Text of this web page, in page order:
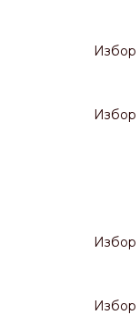
Избор
Избор
Избор
Избор